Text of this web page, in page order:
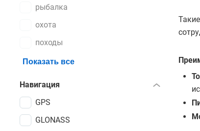
рыбалка
охота
походы
Показать все
Навигация
GPS
GLONASS